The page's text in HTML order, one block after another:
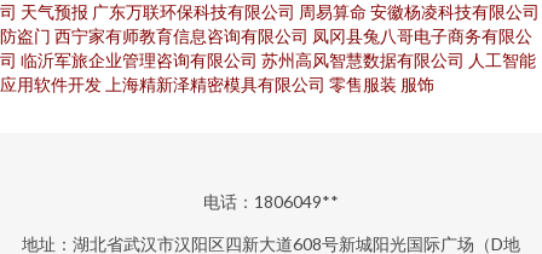
司 天气预报 广东万联环保科技有限公司 周易算命安徽杨凌科技有限公司
防盗门 西宁家有师教育信息咨询有限公司 凤冈县兔八哥电子商务有限公
司 临沂军旅企业管理咨询有限公司 苏州高风智慧数据有限公司 人工智能
应用软件开发 上海精新泽精密模具有限公司 零售服装 服饰
电话：1806049**
地址：湖北省武汉市汉阳区四新大道608号新城阳光国际广场（D地